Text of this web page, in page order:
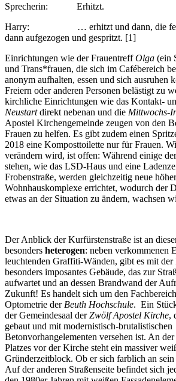
Sprecherin: Erhitzt.
Harry: … erhitzt und dann, die
dann aufgezogen und gespritzt. [1]
Einrichtungen wie der FrauentreffOlga (ein
und Trans*frauen, die sich im Cafébereich
anonym aufhalten, essen und sich ausruhen
Freiern oder anderen Personen belästigt zu
kirchliche Einrichtungen wie das Kontakt-
Neustartdirekt nebenan und die Mittwochs-
Apostel Kirchengemeinde zeugen von den
Frauen zu helfen. Es gibt zudem einen
2018 eine Komposttoilette nur für Frauen.
verändern wird, ist offen: Während einige
stehen, wie das LSD-Haus und eine
Frobenstraße, werden gleichzeitig neue
Wohnhauskomplexe errichtet, wodurch der
etwas an der Situation zu ändern, wachsen
Der Anblick der Kurfürstenstraße ist an
besonders heterogen: neben verkommenen
leuchtenden Graffiti-Wänden, gibt es mit
besonders imposantes Gebäude, das zur
aufwartet und an dessen Brandwand der
Zukunft! Es handelt sich um den
Optometrie der Beuth Hochschule. Ein
der Gemeindesaal derZwölf Apostel Kirche,
gebaut und mit modernistisch-brutalistischen
Betonvorhangelementen versehen ist. An
Platzes vor der Kirche steht ein massiver
Gründerzeitblock. Ob er sich farblich an sein
Auf der anderen Straßenseite befindet sich